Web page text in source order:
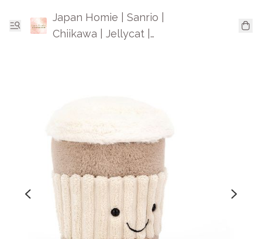
Japan Homie | Sanrio |
Chiikawa | Jellycat |